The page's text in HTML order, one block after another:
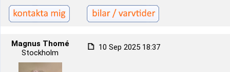
Magnus Thomé
Stockholm
10 Sep 2025 18:37